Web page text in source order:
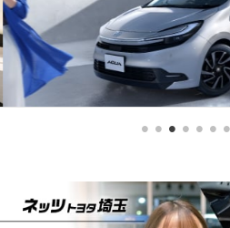
アクアを一部改良
アクアを一部改良し、GR SPORTグレードを追
加いたしました。
詳しくはこちら
プリウスを一部改良
2026-07-31
Vol.150「トヨタ純正のセキュリティシス
テムで防犯対策！」 編
サギ。大事な愛車が狙われたらと戦々恐々。愛
詳しくはこちら